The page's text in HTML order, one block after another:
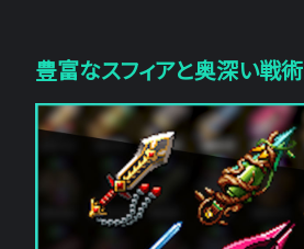
豊富なスフィアと奥深い戦術